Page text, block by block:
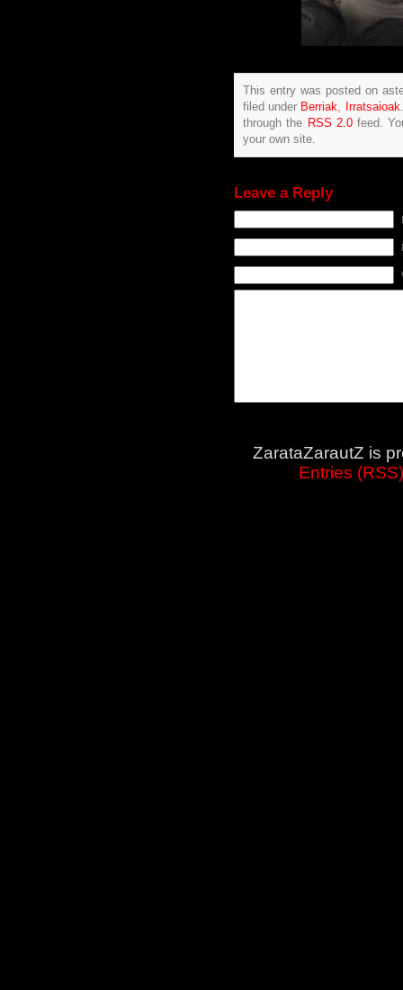
This entry was posted on
filed under Berriak Irratsaioak
through the RSS 2.0feed.
your own site.
Leave a Reply
ZarataZarautZ is
Entries (RSS)